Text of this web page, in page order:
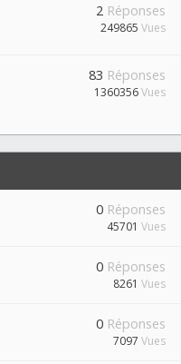
2 Réponses
249865 Vues
83 Réponses
1360356Vues
0 Réponses
45701 Vues
0 Réponses
8261 Vues
0 Réponses
7097 Vues